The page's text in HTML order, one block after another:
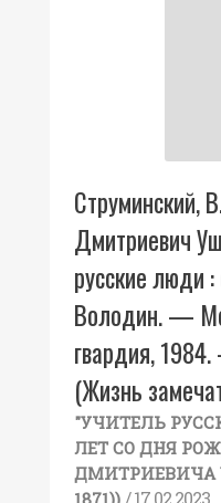
Струминский,
Дмитриевич
русские люди
Володин. —
гвардия,
(Жизнь
"УЧИТЕЛЬ
ЛЕТ СО ДНЯ
ДМИТРИЕВИЧА
1871)) / 17.02.2023